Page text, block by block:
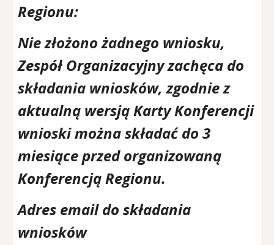
Regionu:
Nie złożono żadnego wniosku,
Zespół Organizacyjny zachęca do
składania wniosków, zgodnie z
aktualną wersją Karty Konferencji
wnioski można składać do 3
miesiące przed organizowaną
Konferencją Regionu.
Adres email do składania
wniosków